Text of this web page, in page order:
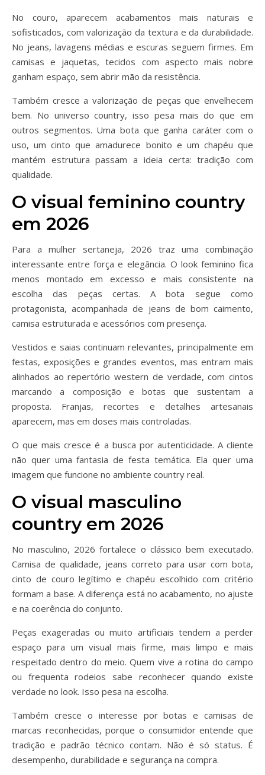
No couro, aparecem acabamentos mais naturais e
sofisticados, com valorização da textura e da durabilidade.
No jeans, lavagens médias e escuras seguem firmes. Em
camisas e jaquetas, tecidos com aspecto mais nobre
ganham espaço, sem abrir mão da resistência.
Também cresce a valorização de peças que envelhecem
bem. No universo country, isso pesa mais do que em
outros segmentos. Uma bota que ganha caráter com o
uso, um cinto que amadurece bonito e um chapéu que
mantém estrutura passam a ideia certa: tradição com
qualidade.
O visual feminino country
em 2026
Para a mulher sertaneja, 2026 traz uma combinação
interessante entre força e elegância. O look feminino fica
menos montado em excesso e mais consistente na
escolha das peças certas. A bota segue como
protagonista, acompanhada de jeans de bom caimento,
camisa estruturada e acessórios com presença.
Vestidos e saias continuam relevantes, principalmente em
festas, exposições e grandes eventos, mas entram mais
alinhados ao repertório western de verdade, com cintos
marcando a composição e botas que sustentam a
proposta. Franjas, recortes e detalhes artesanais
aparecem, mas em doses mais controladas.
O que mais cresce é a busca por autenticidade. A cliente
não quer uma fantasia de festa temática. Ela quer uma
imagem que funcione no ambiente country real.
O visual masculino
country em 2026
No masculino, 2026 fortalece o clássico bem executado.
Camisa de qualidade, jeans correto para usar com bota,
cinto de couro legítimo e chapéu escolhido com critério
formam a base. A diferença está no acabamento, no ajuste
e na coerência do conjunto.
Peças exageradas ou muito artificiais tendem a perder
espaço para um visual mais firme, mais limpo e mais
respeitado dentro do meio. Quem vive a rotina do campo
ou frequenta rodeios sabe reconhecer quando existe
verdade no look. Isso pesa na escolha.
Também cresce o interesse por botas e camisas de
marcas reconhecidas, porque o consumidor entende que
tradição e padrão técnico contam. Não é só status. É
desempenho, durabilidade e segurança na compra.